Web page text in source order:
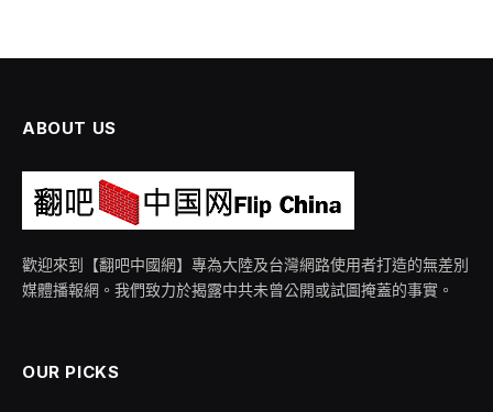
香港大火夺156命、30人失踪
杀罪》送办
By wp_news2 2025 年 12 月 3 日
1 Min Read